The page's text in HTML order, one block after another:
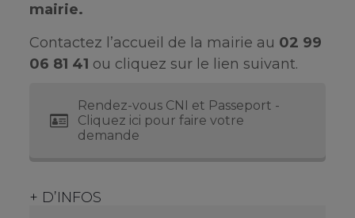
mairie.
Contactez l’accueil de la mairie au 02 99
06 81 41 ou cliquez sur le lien suivant.
Rendez-vous CNI et Passeport -
Cliquez ici pour faire votre
demande
+ D’INFOS